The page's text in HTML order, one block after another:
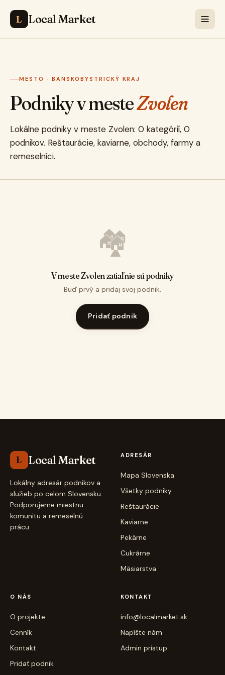
L Local Market
MESTO · BANSKOBYSTRICKÝ KRAJ
Podniky v mesteZvolen
Lokálne podniky v meste Zvolen: 0 kategórií, 0
podnikov. Reštaurácie, kaviarne, obchody, farmy a
remeselníci.
🏘️
V meste Zvolen zatiaľ nie sú podniky
Buď prvý a pridaj svoj podnik.
Pridať podnik
L Local Market
Lokálny adresár podnikov a
služieb po celom Slovensku.
Podporujeme miestnu
komunitu a remeselnú
prácu.
ADRESÁR
Mapa Slovenska
Všetky podniky
Reštaurácie
Kaviarne
Pekárne
Cukrárne
Mäsiarstva
O NÁS
O projekte
Cenník
Kontakt
Pridať podnik
KONTAKT
info@localmarket.sk
Napíšte nám
Admin prístup